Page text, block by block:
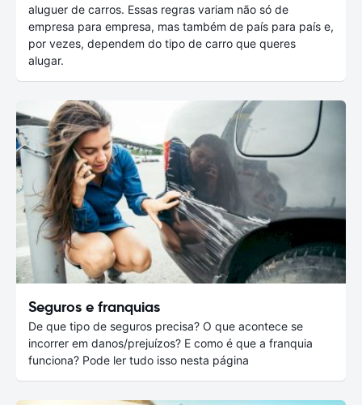
aluguer de carros. Essas regras variam não só de
empresa para empresa, mas também de país para país e,
por vezes, dependem do tipo de carro que queres
alugar.
Seguros e franquias
De que tipo de seguros precisa? O que acontece se
incorrer em danos/prejuízos? E como é que a franquia
funciona? Pode ler tudo isso nesta página